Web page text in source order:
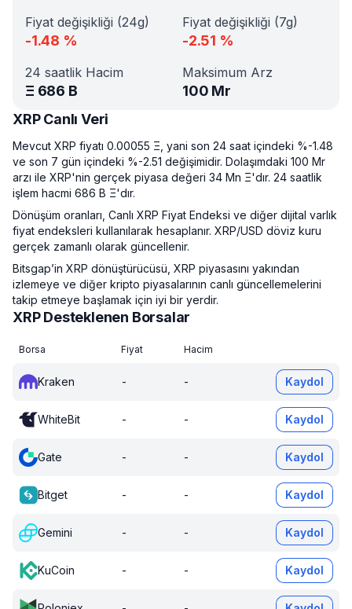
Fiyat değişikliği (24g)
-1.48 %
Fiyat değişikliği (7g)
-2.51 %
24 saatlik Hacim
Ξ 686 B
Maksimum Arz
100 Mr
XRP Canlı Veri
Mevcut XRP fiyatı 0.00055 Ξ, yani son 24 saat içindeki %-1.48
ve son 7 gün içindeki %-2.51 değişimidir. Dolaşımdaki 100 Mr
arzı ile XRP'nin gerçek piyasa değeri 34 Mn Ξ'dır. 24 saatlik
işlem hacmi 686 B Ξ'dır.
Dönüşüm oranları, Canlı XRP Fiyat Endeksi ve diğer dijital varlık
fiyat endeksleri kullanılarak hesaplanır. XRP/USD döviz kuru
gerçek zamanlı olarak güncellenir.
Bitsgap’in XRP dönüştürücüsü, XRP piyasasını yakından
izlemeye ve diğer kripto piyasalarının canlı güncellemelerini
takip etmeye başlamak için iyi bir yerdir.
XRP Desteklenen Borsalar
Borsa Fiyat Hacim
Kraken - - Kaydol
WhiteBit - - Kaydol
Gate - - Kaydol
Bitget - - Kaydol
Gemini - - Kaydol
KuCoin - - Kaydol